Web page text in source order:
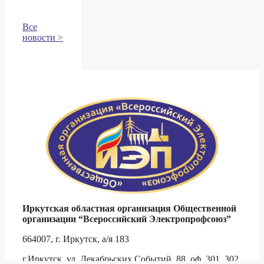
Все
новости >
Иркутская областная организация Общественной
организации “Всероссийский Электропрофсоюз”
664007, г. Иркутск, а/я 183
г.Иркутск, ул. Декабрьских Событий, 88, оф. 301, 302